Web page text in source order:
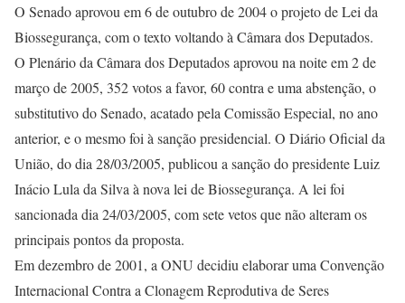
O Senado aprovou em 6 de outubro de 2004 o projeto de Lei da
Biossegurança, com o texto voltando à Câmara dos Deputados.
O Plenário da Câmara dos Deputados aprovou na noite em 2 de
março de 2005, 352 votos a favor, 60 contra e uma abstenção, o
substitutivo do Senado, acatado pela Comissão Especial, no ano
anterior, e o mesmo foi à sanção presidencial. O Diário Oficial da
União, do dia 28/03/2005, publicou a sanção do presidente Luiz
Inácio Lula da Silva à nova lei de Biossegurança. A lei foi
sancionada dia 24/03/2005, com sete vetos que não alteram os
principais pontos da proposta.
Em dezembro de 2001, a ONU decidiu elaborar uma Convenção
Internacional Contra a Clonagem Reprodutiva de Seres